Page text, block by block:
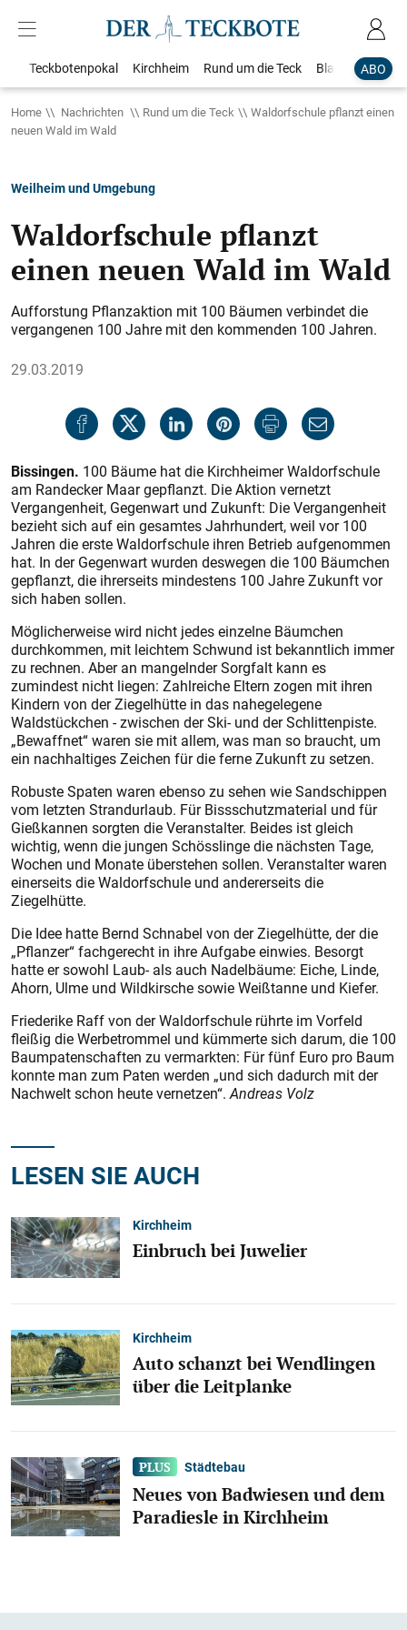
ABO
Teckbotenpokal Kirchheim Rund um die Teck Blaulicht
Home Nachrichten Rund um die Teck
Waldorfschule pflanzt einen
neuen Wald im Wald
Weilheim und Umgebung
Waldorfschule pflanzt
einen neuen Wald im Wald
Aufforstung Pflanzaktion mit 100 Bäumen verbindet die
vergangenen 100 Jahre mit den kommenden 100 Jahren.
29.03.2019
Bissingen. 100 Bäume hat die Kirchheimer Waldorfschule
am Randecker Maar gepflanzt. Die Aktion vernetzt
Vergangenheit, Gegenwart und Zukunft: Die Vergangenheit
bezieht sich auf ein gesamtes Jahrhundert, weil vor 100
Jahren die erste Waldorfschule ihren Betrieb aufgenommen
hat. In der Gegenwart wurden deswegen die 100 Bäumchen
gepflanzt, die ihrerseits mindestens 100 Jahre Zukunft vor
sich haben sollen.
Möglicherweise wird nicht jedes einzelne Bäumchen
durchkommen, mit leichtem Schwund ist bekanntlich immer
zu rechnen. Aber an mangelnder Sorgfalt kann es
zumindest nicht liegen: Zahlreiche Eltern zogen mit ihren
Kindern von der Ziegelhütte in das nahegelegene
Waldstückchen - zwischen der Ski- und der Schlittenpiste.
„Bewaffnet“ waren sie mit allem, was man so braucht, um
ein nachhaltiges Zeichen für die ferne Zukunft zu setzen.
Robuste Spaten waren ebenso zu sehen wie Sandschippen
vom letzten Strandurlaub. Für Bissschutzmaterial und für
Gießkannen sorgten die Veranstalter. Beides ist gleich
wichtig, wenn die jungen Schösslinge die nächsten Tage,
Wochen und Monate überstehen sollen. Veranstalter waren
einerseits die Waldorfschule und andererseits die
Ziegelhütte.
Die Idee hatte Bernd Schnabel von der Ziegelhütte, der die
„Pflanzer“ fachgerecht in ihre Aufgabe einwies. Besorgt
hatte er sowohl Laub- als auch Nadelbäume: Eiche, Linde,
Ahorn, Ulme und Wildkirsche sowie Weißtanne und Kiefer.
Friederike Raff von der Waldorfschule rührte im Vorfeld
fleißig die Werbetrommel und kümmerte sich darum, die 100
Baumpatenschaften zu vermarkten: Für fünf Euro pro Baum
konnte man zum Paten werden „und sich dadurch mit der
Nachwelt schon heute vernetzen“.Andreas Volz
LESEN SIE AUCH
Kirchheim
Einbruch bei Juwelier
Kirchheim
Auto schanzt bei Wendlingen
über die Leitplanke
Städtebau
Neues von Badwiesen und dem
Paradiesle in Kirchheim